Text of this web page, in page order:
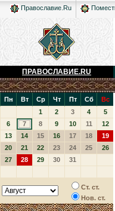
Православие.Ru
ПРАВОСЛАВИЕ.RU
Пн Вт Ср Чт Пт Сб
Вс
1
2 3 4
5
6
7 8 9 10 11
12
13
14 15 16 17 18
19
20
21 22 23 24 25
26
27
28 29 30 31
Ст. ст.
Нов. ст.